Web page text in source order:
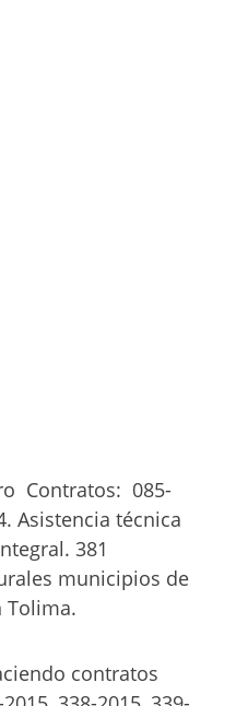
Contratos:  085-
Asistencia técnica
381
municipios de
Tolima.
contratos